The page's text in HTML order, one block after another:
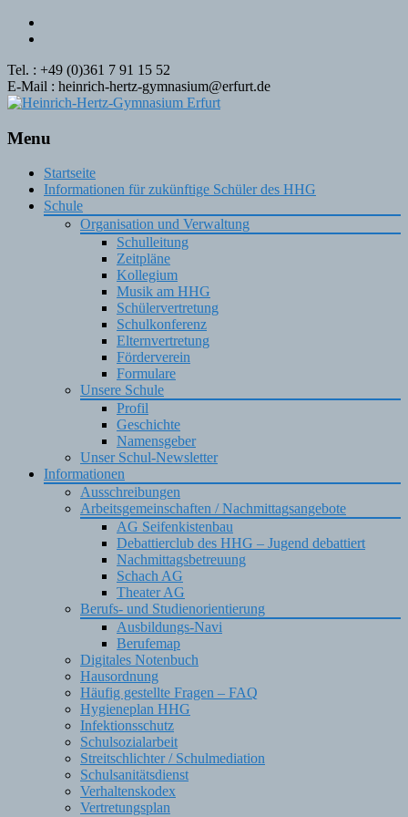
Tel. : +49 (0)361 7 91 15 52
E-Mail : heinrich-hertz-gymnasium@erfurt.de
Menu
Skip
content
Startseite
Informationen für zukünftige Schüler des HHG
Schule
Organisation und Verwaltung
Schulleitung
Zeitpläne
Kollegium
Musik am HHG
Schülervertretung
Schulkonferenz
Elternvertretung
Förderverein
Formulare
Unsere Schule
Profil
Geschichte
Namensgeber
Unser Schul-Newsletter
Informationen
Ausschreibungen
Arbeitsgemeinschaften / Nachmittagsangebote
AG Seifenkistenbau
Debattierclub des HHG – Jugend debattiert
Nachmittagsbetreuung
Schach AG
Theater AG
Berufs- und Studienorientierung
Ausbildungs-Navi
Berufemap
Digitales Notenbuch
Hausordnung
Häufig gestellte Fragen – FAQ
Hygieneplan HHG
Infektionsschutz
Schulsozialarbeit
Streitschlichter / Schulmediation
Schulsanitätsdienst
Verhaltenskodex
Vertretungsplan